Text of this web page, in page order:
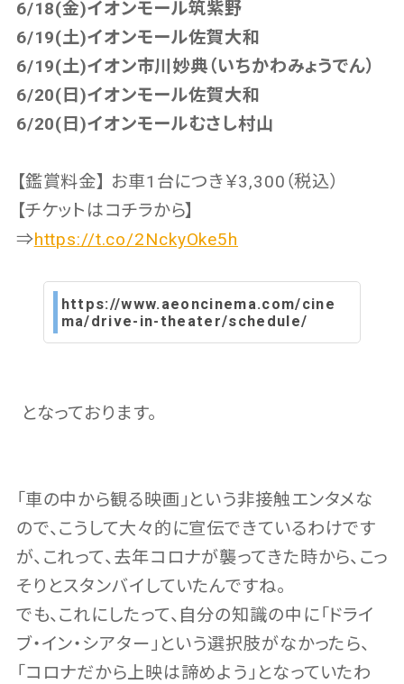
6/18(金)イオンモール筑紫野
6/19(土)イオンモール佐賀大和
6/19(土)イオン市川妙典（いちかわみょうでん）
6/20(日)イオンモール佐賀大和
6/20(日)イオンモールむさし村山
【鑑賞料金】 お車1台につき￥3,300（税込）
【チケットはコチラから】
⇒https://t.co/2NckyOke5h
https://www.aeoncinema.com/cine
ma/drive-in-theater/schedule/
となっております。
「車の中から観る映画」という非接触エンタメな
ので、こうして大々的に宣伝できているわけです
が、これって、去年コロナが襲ってきた時から、こっ
そりとスタンバイしていたんですね。
でも、これにしたって、自分の知識の中に「ドライ
ブ・イン・シアター」という選択肢がなかったら、
「コロナだから上映は諦めよう」となっていたわ